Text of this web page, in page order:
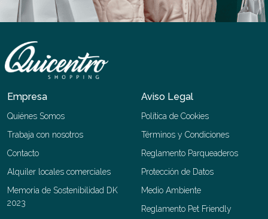
Empresa
Quiénes Somos
Trabaja con nosotros
Contacto
Alquiler locales comerciales
Memoria de Sostenibilidad DK
2023
Aviso Legal
Política de Cookies
Términos y Condiciones
Reglamento Parqueaderos
Protección de Datos
Medio Ambiente
Reglamento Pet Friendly